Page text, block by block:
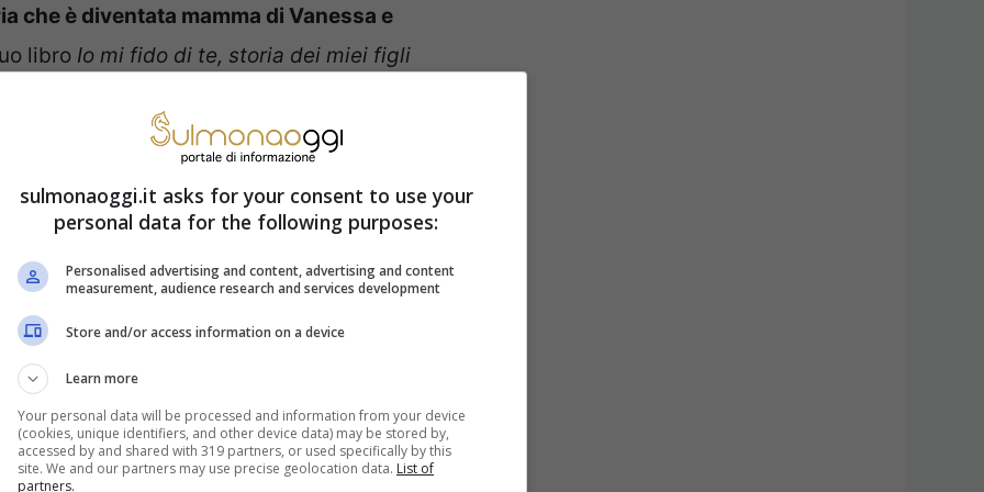
che è diventata mamma di Vanessa e
libro Io mi fido di te, storia dei miei figli
del cuore Fabio Fazio. In una veste
del suo ruolo di genitore edi come è
di Maria de Filippi sull’adozione
la strada dell’affido. All’epoca era
e di conseguenza non poteva
è sicuramente una procedura più
un lungo periodo con te è destinato a
atto d’estrema generosità, un modo per
pezzo di strada insieme, ma il futuro è
sulmonaoggi.it asks for your consent to use your
personal data for the following purposes:
Personalised advertising and content, advertising and content
measurement, audience research and services development
Store and/or access information on a device
Learn more
Your personal data will be processed and information from your device
(cookies, unique identifiers, and other device data) may be stored by,
accessed by and shared with 319 partners, or used specifically by this
site. We and our partners may use precise geolocation data. List of
partners.